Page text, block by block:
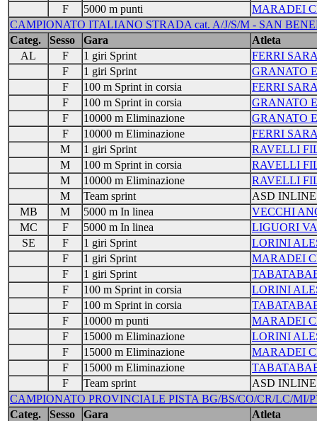
F
5000 m punti
MARADEI
CAMPIONATO ITALIANO STRADA cat. A/J/S/M - SAN
Categ.
Sesso Gara
Atleta
AL
F 1 giri Sprint
FERRI
F
1 giri Sprint
GRANATO
F
100 m Sprint in corsia
FERRI
F
100 m Sprint in corsia
GRANATO
F
10000 m Eliminazione
GRANATO
F
10000 m Eliminazione
FERRI
M
1 giri Sprint
RAVELLI
M
100 m Sprint in corsia
RAVELLI
M
10000 m Eliminazione
RAVELLI
M
Team sprint
ASD INLINE
MB
M 5000 m In linea
VECCHI
MC
F 5000 m In linea
LIGUORI
SE
F 1 giri Sprint
LORINI
F
1 giri Sprint
MARADEI
F
1 giri Sprint
F
100 m Sprint in corsia
LORINI
F
100 m Sprint in corsia
F
10000 m punti
MARADEI
F
15000 m Eliminazione
LORINI
F
15000 m Eliminazione
MARADEI
F
15000 m Eliminazione
F
Team sprint
ASD INLINE
CAMPIONATO PROVINCIALE PISTA BG/BS/CO/CR/LC/MI/
Categ.
Sesso Gara
Atleta